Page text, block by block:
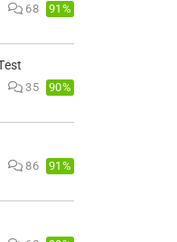
68 91%
35 90%
86 91%